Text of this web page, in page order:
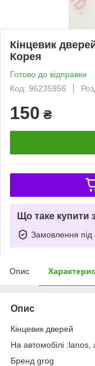
Кінцевик
Корея
Готово до відправки
Код: 96235956
150 ₴
Що таке купити
Замовлення під
Опис
Опис
Кінцевик дверей
На автомобілі :lanos,
Бренд grog